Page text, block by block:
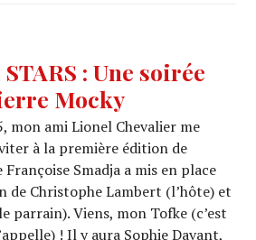
: Une soirée
Mocky
mon ami Lionel Chevalier me
à la première édition de
Françoise Smadja a mis en place
de Christophe Lambert (l’hôte) et
parrain). Viens, mon Tofke (c’est
! Il y aura Sophie Davant,